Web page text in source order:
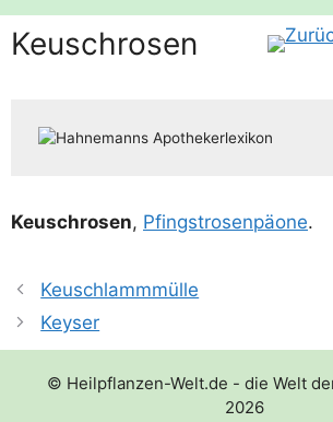
Keuschrosen
Keu­sch­ro­sen, Pfingst­ro­sen­päo­ne.
Keuschlammmülle
Keyser
© Heilpflanzen-Welt.de - die Welt
2026